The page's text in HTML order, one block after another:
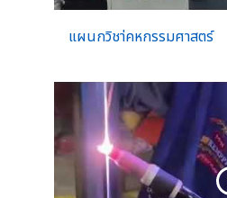
แผนกวิชา่คหกรรมศาสตร์